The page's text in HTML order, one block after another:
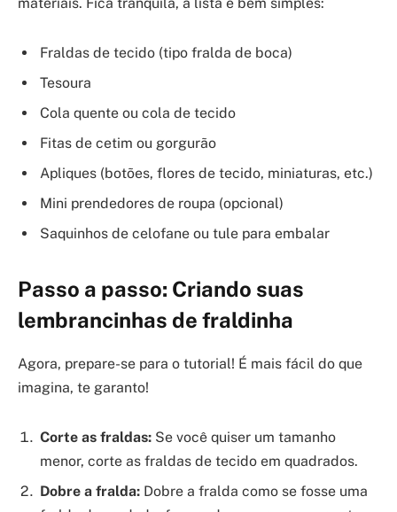
Fraldas de tecido (tipo fralda de boca)
Tesoura
Cola quente ou cola de tecido
Fitas de cetim ou gorgurão
Apliques (botões, flores de tecido, miniaturas, etc.)
Mini prendedores de roupa (opcional)
Saquinhos de celofane ou tule para embalar
Passo a passo: Criando suas
lembrancinhas de fraldinha
Agora, prepare-se para o tutorial! É mais fácil do que
imagina, te garanto!
Corte as fraldas: Se você quiser um tamanho
menor, corte as fraldas de tecido em quadrados.
Dobre a fralda: Dobre a fralda como se fosse uma